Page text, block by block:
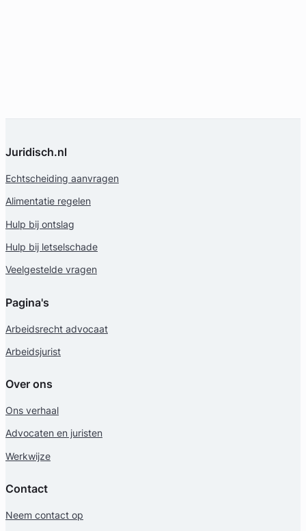
Juridisch.nl
Echtscheiding aanvragen
Alimentatie regelen
Hulp bij ontslag
Hulp bij letselschade
Veelgestelde vragen
Pagina's
Arbeidsrecht advocaat
Arbeidsjurist
Over ons
Ons verhaal
Advocaten en juristen
Werkwijze
Contact
Neem contact op